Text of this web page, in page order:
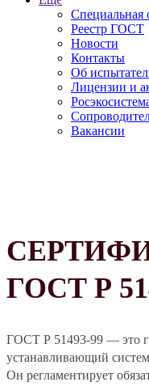
Специальная
Реестр ГОСТ
Новости
Контакты
Об
Лицензии и
Вакансии
ГОСТ Р
ГОСТ Р 51493-99 — это
устанавливающий
Он регламентирует